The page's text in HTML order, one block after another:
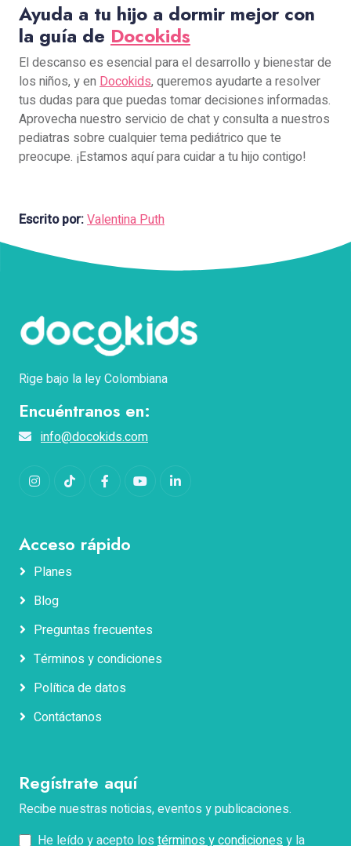
Ayuda a tu hijo a dormir mejor con
la guía de Docokids
El descanso es esencial para el desarrollo y bienestar de
los niños, y en Docokids, queremos ayudarte a resolver
tus dudas para que puedas tomar decisiones informadas.
Aprovecha nuestro servicio de chat y consulta a nuestros
pediatras sobre cualquier tema pediátrico que te
preocupe. ¡Estamos aquí para cuidar a tu hijo contigo!
Escrito por:Valentina Puth
Rige bajo la ley Colombiana
Encuéntranos en:
info@docokids.com
InstagramTikTok FacebookYouTubeLinkedIn
Acceso rápido
Planes
Blog
Preguntas frecuentes
Términos y condiciones
Política de datos
Contáctanos
Regístrate aquí
Recibe nuestras noticias, eventos y publicaciones.
He leído y acepto los términos y condiciones y la
Nombres
Apellidos
Teléfono